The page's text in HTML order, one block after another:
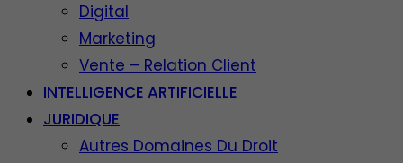
Digital
Marketing
Vente – Relation Client
INTELLIGENCE ARTIFICIELLE
JURIDIQUE
Autres Domaines Du Droit